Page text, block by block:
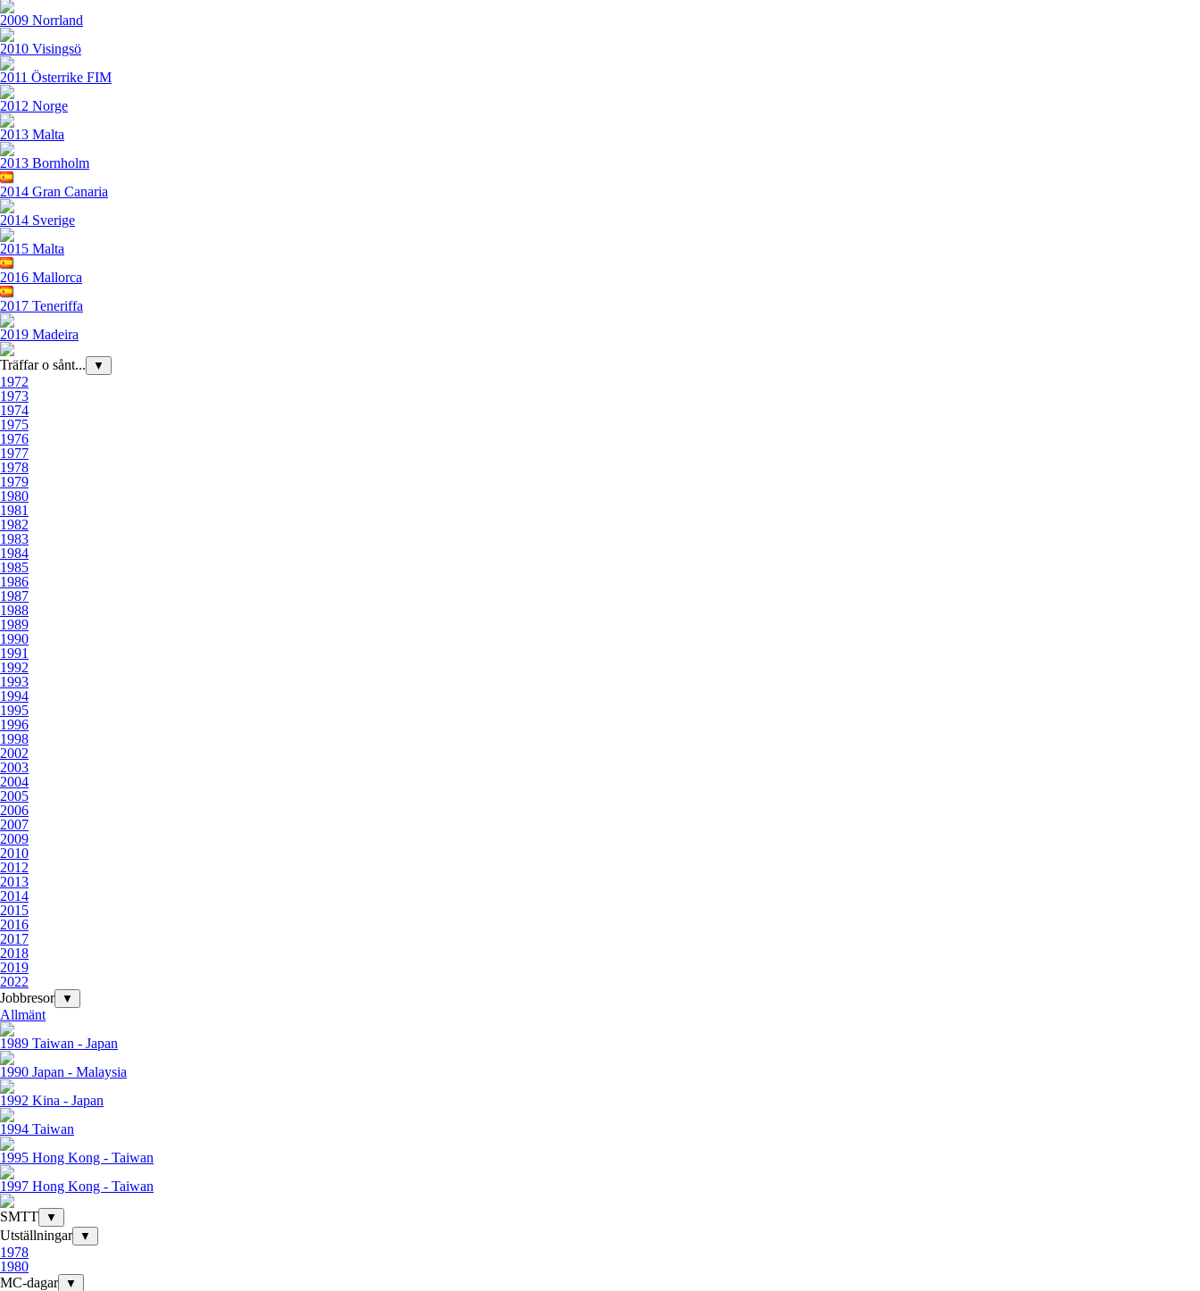
2009 Norrland
2010 Visingsö
2011 Österrike FIM
2012 Norge
2013 Malta
2013 Bornholm
2014 Gran Canaria
2014 Sverige
2015 Malta
2016 Mallorca
2017 Teneriffa
2019 Madeira
Träffar o sånt...
▼
1972
1973
1974
1975
1976
1977
1978
1979
1980
1981
1982
1983
1984
1985
1986
1987
1988
1989
1990
1991
1992
1993
1994
1995
1996
1998
2002
2003
2004
2005
2006
2007
2009
2010
2012
2013
2014
2015
2016
2017
2018
2019
2022
Jobbresor
▼
Allmänt
1989 Taiwan - Japan
1990 Japan - Malaysia
1992 Kina - Japan
1994 Taiwan
1995 Hong Kong - Taiwan
1997 Hong Kong - Taiwan
SMTT
▼
Utställningar ▼
1978
1980
MC-dagar
▼